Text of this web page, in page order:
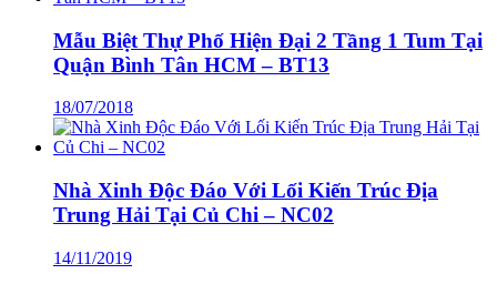
Mẫu Biệt Thự Phố Hiện Đại 2 Tầng 1 Tum Tại
Quận Bình Tân HCM – BT13
18/07/2018
Nhà Xinh Độc Đáo Với Lối Kiến Trúc Địa
Trung Hải Tại Củ Chi – NC02
14/11/2019